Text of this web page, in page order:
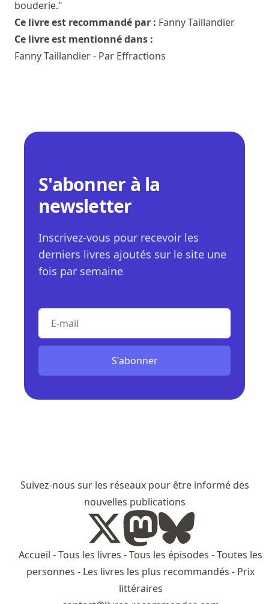
bouderie."
Ce livre est recommandé par : Fanny Taillandier
Ce livre est mentionné dans :
Fanny Taillandier - Par Effractions
S'abonner à la
newsletter
Inscrivez-vous pour recevoir les
derniers livres ajoutés sur le site une
fois par semaine
S'abonner
Suivez-nous sur les réseaux pour être informé des
nouvelles publications
Accueil -Tous les livres -Tous les épisodes -Toutes les
personnes - Les livres les plus recommandés - Prix
littéraires